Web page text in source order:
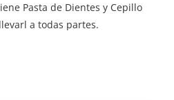
Pasta de Dientes y Cepillo
a todas partes.